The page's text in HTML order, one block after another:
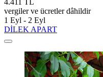
vergiler ve ücretler dâhildir
1 Eyl - 2 Eyl
DİLEK APART